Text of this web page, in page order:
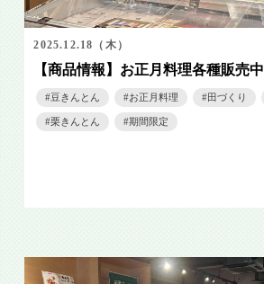
2025.12.18（木）
【商品情報】お正月料理各種販売中
豆きんとん お正月料理 田づくり
栗きんとん 期間限定